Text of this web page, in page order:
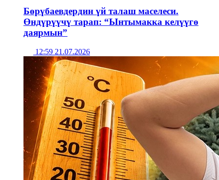
Бөрүбаевдердин үй талаш маселеси.
Өндүрүүчү тарап: “Ынтымакка келүүгө
даярмын”
12:59 21.07.2026